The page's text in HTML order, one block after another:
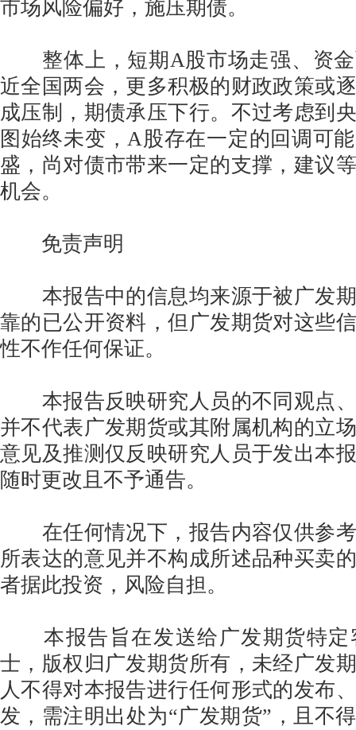
市场风险偏好，施压期债。
整体上，短期A股市场走强、资金
近全国两会，更多积极的财政政策或
成压制，期债承压下行。不过考虑到
图始终未变，A股存在一定的回调可
盛，尚对债市带来一定的支撑，建议
机会。
免责声明
本报告中的信息均来源于被广发期
靠的已公开资料，但广发期货对这些
性不作任何保证。
本报告反映研究人员的不同观点、
并不代表广发期货或其附属机构的立
意见及推测仅反映研究人员于发出本
随时更改且不予通告。
在任何情况下，报告内容仅供参考
所表达的意见并不构成所述品种买卖
者据此投资，风险自担。
本报告旨在发送给广发期货特定
士，版权归广发期货所有，未经广发
人不得对本报告进行任何形式的发布
发，需注明出处为“广发期货”，且不